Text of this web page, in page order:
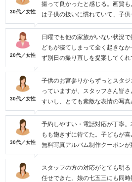
30代／女性
撮って良かったと感じる。画質
は子供の扱いに慣れていて、子供
20代／女性
日曜でも他の家族がいない状況
どもが寝てしまって全く起きな
ず別日の撮り直しを提案してくれ
30代／女性
子供のお宮参りからずっとスタ
っていますが、スタッフさん皆
すいし、とても素敵な表情の写真
30代／女性
予約しやすい・電話対応が丁寧
もも飽きずに待てた。子どもが
無料写真アルバム制作クーポンが
スタッフの方の対応がとても明
任せできた。娘の七五三にも同